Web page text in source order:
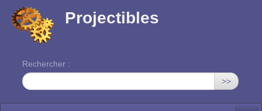
Projectibles
Rechercher :
>>